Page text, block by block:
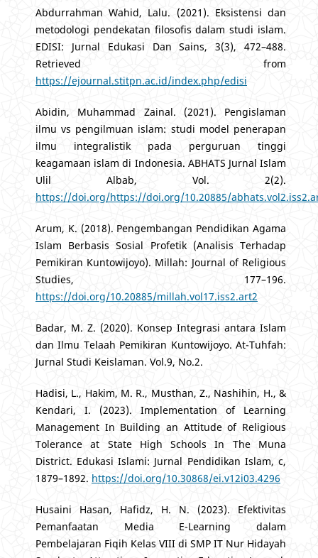
Abdurrahman Wahid, Lalu. (2021). Eksistensi dan
metodologi pendekatan filosofis dalam studi islam.
EDISI: Jurnal Edukasi Dan Sains, 3(3), 472–488.
Retrieved from
https://ejournal.stitpn.ac.id/index.php/edisi
Abidin, Muhammad Zainal. (2021). Pengislaman
ilmu vs pengilmuan islam: studi model penerapan
ilmu integralistik pada perguruan tinggi
keagamaan islam di Indonesia. ABHATS Jurnal Islam
Ulil Albab, Vol. 2(2).
https://doi.org/https://doi.org/10.20885/
Arum, K. (2018). Pengembangan Pendidikan Agama
Islam Berbasis Sosial Profetik (Analisis Terhadap
Pemikiran Kuntowijoyo). Millah: Journal of Religious
Studies, 177–196.
https://doi.org/10.20885/millah.vol17.iss2.art2
Badar, M. Z. (2020). Konsep Integrasi antara Islam
dan Ilmu Telaah Pemikiran Kuntowijoyo. At-Tuhfah:
Jurnal Studi Keislaman. Vol.9, No.2.
Hadisi, L., Hakim, M. R., Musthan, Z., Nashihin, H., &
Kendari, I. (2023). Implementation of Learning
Management In Building an Attitude of Religious
Tolerance at State High Schools In The Muna
District. Edukasi Islami: Jurnal Pendidikan Islam, c,
1879–1892. https://doi.org/10.30868/ei.v12i03.4296
Husaini Hasan, Hafidz, H. N. (2023). Efektivitas
Pemanfaatan Media E-Learning dalam
Pembelajaran Fiqih Kelas VIII di SMP IT Nur Hidayah